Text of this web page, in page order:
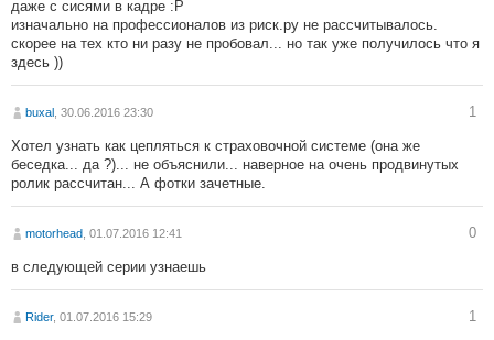
даже с сисями в кадре :Р
изначально на профессионалов из риск.ру не рассчитывалось.
скорее на тех кто ни разу не пробовал... но так уже получилось что я
здесь ))
buxal , 30.06.2016 23:30 1
Хотел узнать как цепляться к страховочной системе (она же
беседка... да ?)... не объяснили... наверное на очень продвинутых
ролик рассчитан... А фотки зачетные.
motorhead , 01.07.2016 12:41 0
в следующей серии узнаешь
Rider, 01.07.2016 15:29 1